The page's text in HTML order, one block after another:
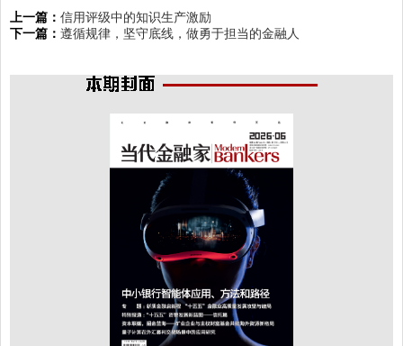
上一篇： 信用评级中的知识生产激励
下一篇： 遵循规律，坚守底线，做勇于担当的金融人